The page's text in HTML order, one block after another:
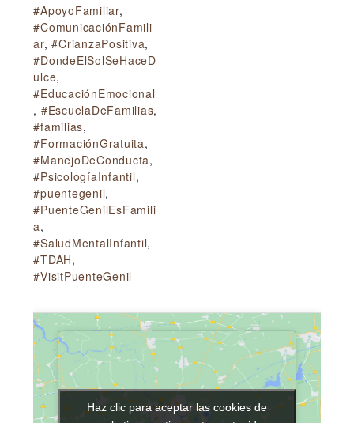
#ApoyoFamiliar,
#ComunicaciónFamili
ar,#CrianzaPositiva,
#DondeElSolSeHaceD
ulce,
#EducaciónEmocional
, #EscuelaDeFamilias,
#familias,
#FormaciónGratuita,
#ManejoDeConducta,
#PsicologíaInfantil,
#puentegenil,
#PuenteGenilEsFamili
a,
#SaludMentalInfantil,
#TDAH,
#VisitPuenteGenil
Haz clic para aceptar las cookies de
Haz clic para aceptar las cookies de